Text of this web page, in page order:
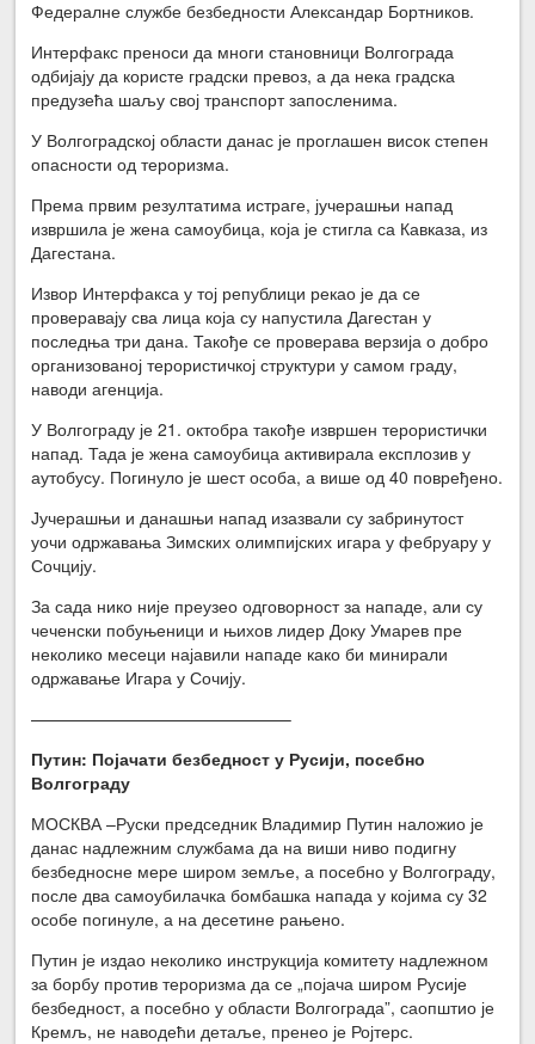
Федералне службе безбедности Александар Бортников.
Интерфакс преноси да многи становници Волгограда
одбијају да користе градски превоз, а да нека градска
предузећа шаљу свој транспорт запосленима.
У Волгоградској области данас је проглашен висок степен
опасности од тероризма.
Према првим резултатима истраге, јучерашњи напад
извршила је жена самоубица, која је стигла са Кавказа, из
Дагестана.
Извор Интерфакса у тој републици рекао је да се
проверавају сва лица која су напустила Дагестан у
последња три дана. Такође се проверава верзија о добро
организованој терористичкој структури у самом граду,
наводи агенција.
У Волгограду је 21. октобра такође извршен терористички
напад. Тада је жена самоубица активирала експлозив у
аутобусу. Погинуло је шест особа, а више од 40 повређено.
Јучерашњи и данашњи напад изазвали су забринутост
уочи одржавања Зимских олимпијских игара у фебруару у
Сочцију.
За сада нико није преузео одговорност за нападе, али су
чеченски побуњеници и њихов лидер Доку Умарев пре
неколико месеци најавили нападе како би минирали
одржавање Игара у Сочију.
———————————————–
Путин: Појачати безбедност у Русији, посебно
Волгограду
МОСКВА –Руски председник Владимир Путин наложио је
данас надлежним службама да на виши ниво подигну
безбедносне мере широм земље, а посебно у Волгограду,
после два самоубилачка бомбашка напада у којима су 32
особе погинуле, а на десетине рањено.
Путин је издао неколико инструкција комитету надлежном
за борбу против тероризма да се „појача широм Русије
безбедност, а посебно у области Волгограда”, саопштио је
Кремљ, не наводећи детаље, пренео је Ројтерс.